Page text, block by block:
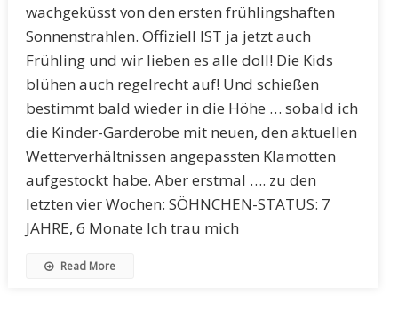
wachgeküsst von den ersten frühlingshaften
Sonnenstrahlen. Offiziell IST ja jetzt auch
Frühling und wir lieben es alle doll! Die Kids
blühen auch regelrecht auf! Und schießen
bestimmt bald wieder in die Höhe … sobald ich
die Kinder-Garderobe mit neuen, den aktuellen
Wetterverhältnissen angepassten Klamotten
aufgestockt habe. Aber erstmal …. zu den
letzten vier Wochen: SÖHNCHEN-STATUS: 7
JAHRE, 6 Monate Ich trau mich
Read More